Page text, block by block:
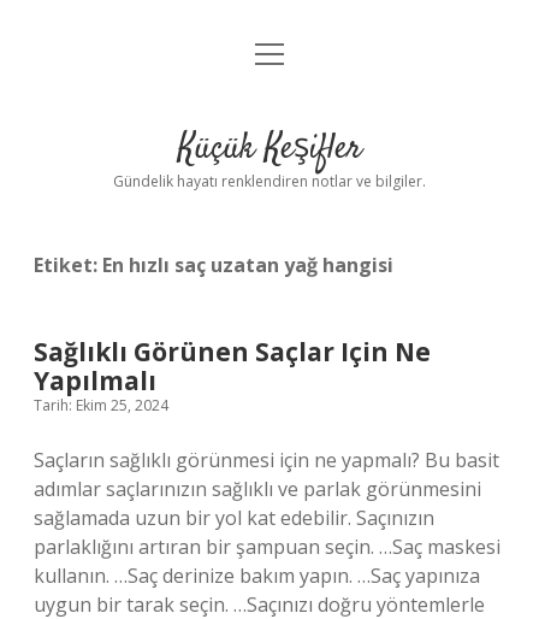
Anasayfa
Yasal Uyarı
menüyü
Küçük Keşifler
Gündelik hayatı renklendiren notlar ve bilgiler.
Etiket: En hızlı saç uzatan yağ hangisi
Sağlıklı Görünen Saçlar Için Ne
Yapılmalı
Tarih: Ekim 25, 2024
Saçların sağlıklı görünmesi için ne yapmalı? Bu basit
adımlar saçlarınızın sağlıklı ve parlak görünmesini
sağlamada uzun bir yol kat edebilir. Saçınızın
parlaklığını artıran bir şampuan seçin. …Saç maskesi
kullanın. …Saç derinize bakım yapın. …Saç yapınıza
uygun bir tarak seçin. …Saçınızı doğru yöntemlerle